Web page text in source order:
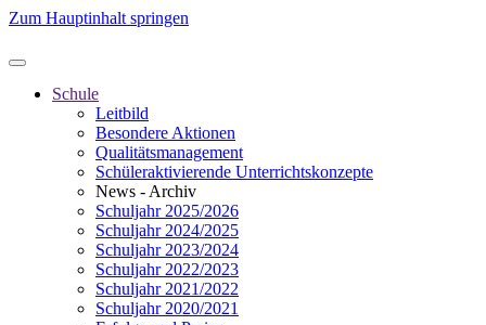
Zum Hauptinhalt springen
Schule
Leitbild
Besondere Aktionen
Qualitätsmanagement
Schüleraktivierende Unterrichtskonzepte
News - Archiv
Schuljahr 2025/2026
Schuljahr 2024/2025
Schuljahr 2023/2024
Schuljahr 2022/2023
Schuljahr 2021/2022
Schuljahr 2020/2021